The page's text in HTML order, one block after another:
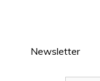
Newsletter